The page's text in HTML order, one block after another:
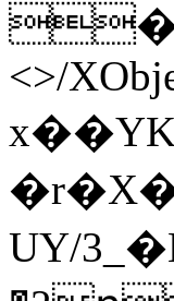
<>/
UY/